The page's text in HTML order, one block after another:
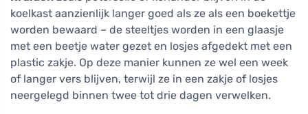
koelkast aanzienlijk langer goed als ze als een boekettje
worden bewaard – de steeltjes worden in een glaasje
met een beetje water gezet en losjes afgedekt met een
plastic zakje. Op deze manier kunnen ze wel een week
of langer vers blijven, terwijl ze in een zakje of losjes
neergelegd binnen twee tot drie dagen verwelken.